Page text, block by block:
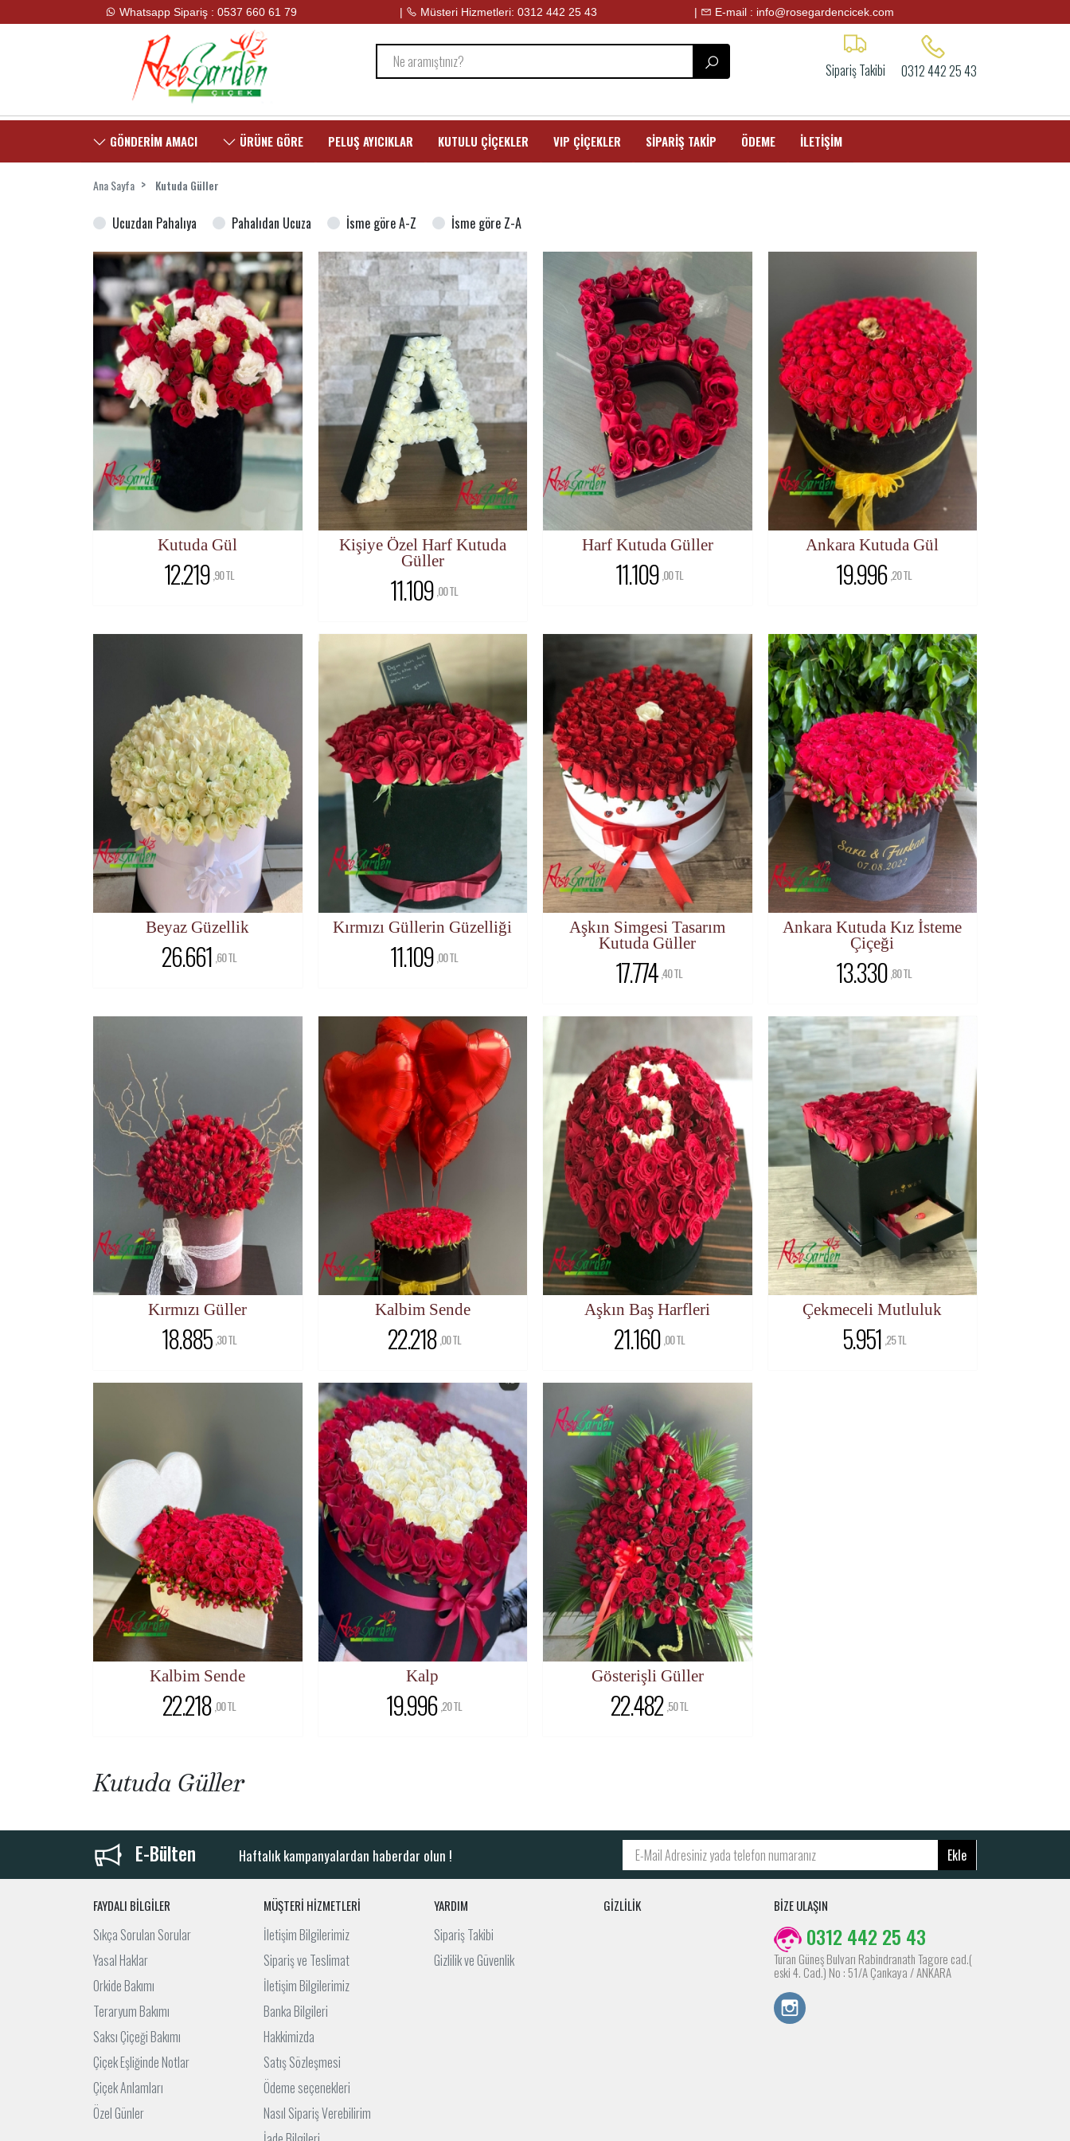
| E-mail : info@rosegardencicek.com
| Müsteri Hizmetleri: 0312 442 25 43
Whatsapp Sipariş : 0537 660 61 79
Sipariş Takibi 0312 442 25 43
GÖNDERİM AMACI ÜRÜNE GÖRE PELUŞ AYICIKLAR KUTULU ÇİÇEKLER VIP ÇİÇEKLER SİPARİŞ TAKİP ÖDEME İLETİŞİM
Ana Sayfa Kutuda Güller
Ucuzdan Pahalıya Pahalıdan Ucuza İsme göre A-Z İsme göre Z-A
Kutuda Gül
12.219 ,90 TL
Kişiye Özel Harf Kutuda
Güller
11.109 ,00 TL
Harf Kutuda Güller
11.109 ,00 TL
Ankara Kutuda Gül
19.996 ,20 TL
Beyaz Güzellik
26.661 ,60 TL
Kırmızı Güllerin Güzelliği
11.109 ,00 TL
Aşkın Simgesi Tasarım
Kutuda Güller
17.774 ,40 TL
Ankara Kutuda Kız İsteme
Çiçeği
13.330 ,80 TL
Kırmızı Güller
18.885 ,30 TL
Kalbim Sende
22.218 ,00 TL
Aşkın Baş Harfleri
21.160 ,00 TL
Çekmeceli Mutluluk
5.951 ,25 TL
Kalbim Sende
22.218 ,00 TL
Kalp
19.996 ,20 TL
Gösterişli Güller
22.482 ,50 TL
Kutuda Güller
E-Bülten Haftalık kampanyalardan haberdar olun ! Ekle
FAYDALI BİLGİLER
Sıkça Sorulan Sorular
Yasal Haklar
Orkide Bakımı
Teraryum Bakımı
Saksı Çiçeği Bakımı
Çiçek Eşliğinde Notlar
Çiçek Anlamları
Özel Günler
MÜŞTERİ HİZMETLERİ
İletişim Bilgilerimiz
Sipariş ve Teslimat
İletişim Bilgilerimiz
Banka Bilgileri
Hakkimizda
Satış Sözleşmesi
Ödeme seçenekleri
Nasıl Sipariş Verebilirim
YARDIM
Sipariş Takibi
Gizlilik ve Güvenlik
GİZLİLİK BİZE ULAŞIN
0312 442 25 43
Turan Güneş Bulvarı Rabindranath Tagore cad.(
eski 4. Cad.) No : 51/A Çankaya / ANKARA